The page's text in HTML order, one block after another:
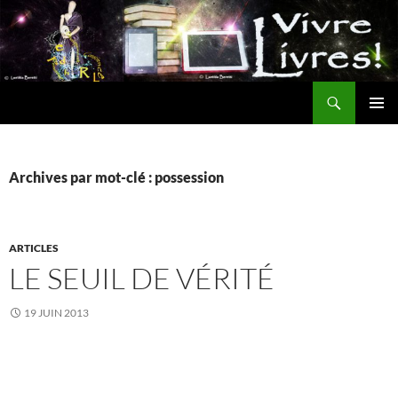
Aller
au
contenu
Archives par mot-clé : possession
ARTICLES
LE SEUIL DE VÉRITÉ
19 JUIN 2013